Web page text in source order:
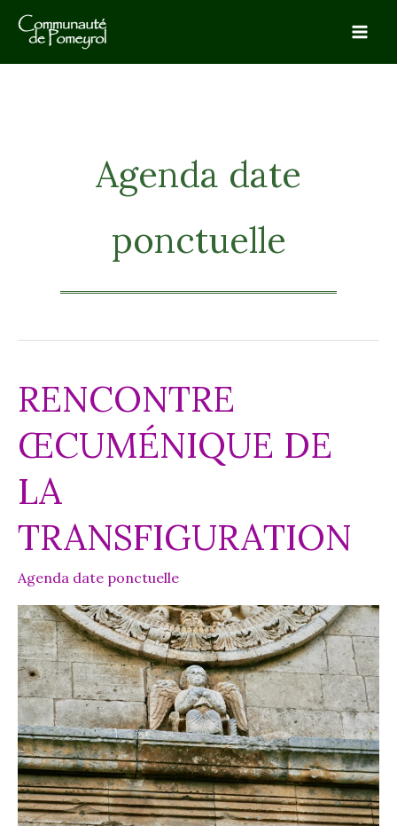
Aller
contenu
Agenda date
ponctuelle
RENCONTRE
ŒCUMÉNIQUE DE
LA
TRANSFIGURATION
Agenda date ponctuelle